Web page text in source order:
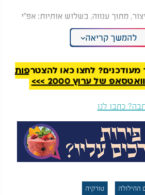
מתוך ענווה, בשלוש אותיות: אפ"י
היו גדולים בתורה, ואף הם זכו
קדושים:
ניסים יצחק פלאג'י זצוק"ל, כיהן
פלאג'י זצוק"ל, מחבר הספר ויוסף
להמשך קריאה
מעודכנים? לחצו כאן להצטרפות
של ערוץ 2000 >>>
כתבו לנו
ההילולה טורקיה